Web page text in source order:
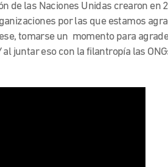
de las Naciones Unidas crearon en
por las que estamos
tomarse un momento para
juntar eso con la filantropía las